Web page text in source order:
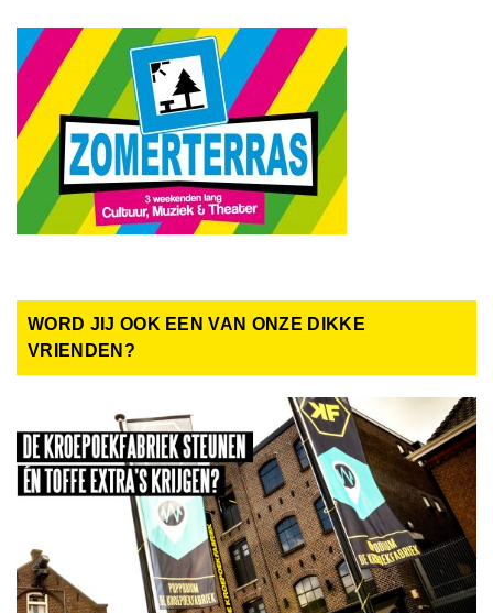
WORD JIJ OOK EEN VAN ONZE DIKKE
VRIENDEN?